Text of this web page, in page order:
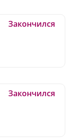
Закончился
Закончился